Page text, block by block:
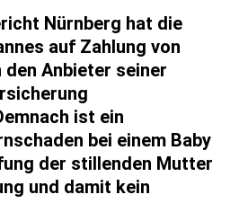
Nürnberg hat die
auf Zahlung von
den Anbieter seiner
ist ein
bei einem Baby
der stillenden Mutter
und damit kein